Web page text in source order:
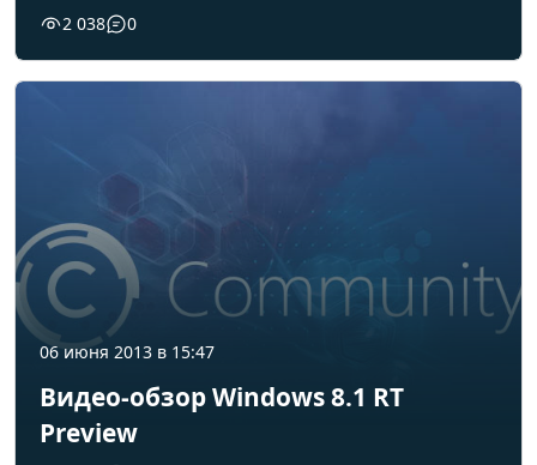
2 038 0
06 июня 2013 в 15:47
Видео-обзор Windows 8.1 RT
Preview